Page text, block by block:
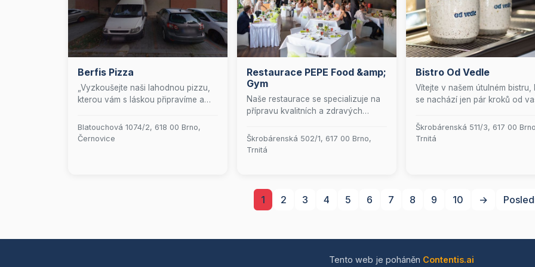
Berfis Pizza
„Vyzkoušejte naši lahodnou pizzu,
kterou vám s láskou připravíme a
Nechte se hýčkat chutěmi naší
pečlivě sestavené nabídky a užijte si
Blatouchová 1074/2, 618 00 Brno,
Černovice
Restaurace PEPE Food &amp;
Gym
Naše restaurace se specializuje na
přípravu kvalitních a zdravých
obědového menu. S důrazem na
čerstvé suroviny a pečlivou
profesionální cateringové služby,
které přinesou kulinářský zážitek
Škrobárenská 502/1, 617 00 Brno,
Trnitá
Bistro Od Vedle
Vítejte v našem útulném bistru,
se nachází jen pár kroků od
výběrové kávy, zakousněte se
řemeslného pečiva a nechte se
Škrobárenská 511/3, 617 00
Trnitá
1 2 3 4 5 6 7 8 9 10 →
Tento web je poháněn Contentis.ai